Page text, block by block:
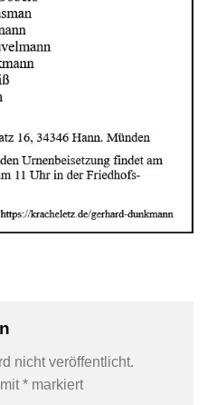
nicht veröffentlicht.
* markiert